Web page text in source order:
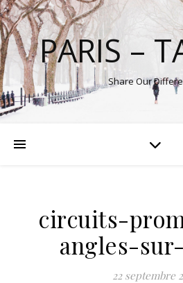
PARIS –
Share Our
circuits-
angles-
22 septembre